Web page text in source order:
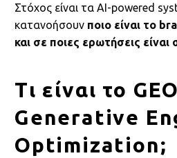
Στόχος είναι τα AI-powered
κατανοήσουν ποιο είναι το
και σε ποιες ερωτήσεις είναι
Τι είναι το
Generative
Optimization;